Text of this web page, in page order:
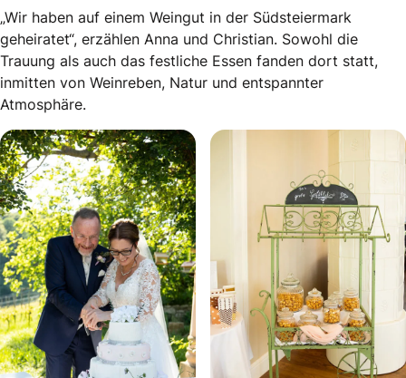
„Wir haben auf einem Weingut in der Südsteiermark
geheiratet“, erzählen Anna und Christian. Sowohl die
Trauung als auch das festliche Essen fanden dort statt,
inmitten von Weinreben, Natur und entspannter
Atmosphäre.